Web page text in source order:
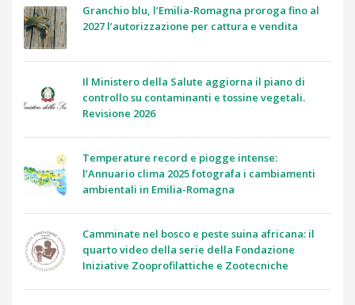
Granchio blu, l’Emilia-Romagna proroga fino al
2027 l’autorizzazione per cattura e vendita
Il Ministero della Salute aggiorna il piano di
controllo su contaminanti e tossine vegetali.
Revisione 2026
Temperature record e piogge intense:
l’Annuario clima 2025 fotografa i cambiamenti
ambientali in Emilia-Romagna
Camminate nel bosco e peste suina africana: il
quarto video della serie della Fondazione
Iniziative Zooprofilattiche e Zootecniche